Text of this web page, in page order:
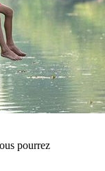
pourrez